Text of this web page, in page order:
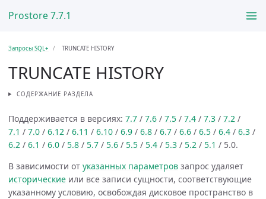
Prostore 7.7.1
Запросы SQL+ TRUNCATE HISTORY
TRUNCATE HISTORY
СОДЕРЖАНИЕ РАЗДЕЛА
Поддерживается в версиях: 7.7 / 7.6 / 7.5 / 7.4 / 7.3 / 7.2 /
7.1 / 7.0 / 6.12 / 6.11 / 6.10 / 6.9 / 6.8 / 6.7 / 6.6 / 6.5 / 6.4 / 6.3 /
6.2 / 6.1 / 6.0 / 5.8 / 5.7 / 5.6 / 5.5 / 5.4 / 5.3 / 5.2 / 5.1 / 5.0.
В зависимости от указанных параметров запрос удаляет
исторические или все записи сущности, соответствующие
указанному условию, освобождая дисковое пространство в